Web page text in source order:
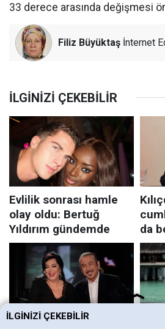
33 derece arasında değişmesi
Filiz Büyüktaş İnternet
İLGINIZI ÇEKEBILIR